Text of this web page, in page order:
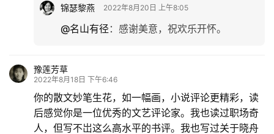
锦瑟黎燕 2022年8月20日 上午8:05
@名山有径： 感谢美意，祝欢乐开怀。
豫莲芳草
2022年8月18日 下午6:46
你的散文妙笔生花，如一幅画，小说评论更精彩，读
后感觉你是一位优秀的文艺评论家。我也读过职场奇
人，但写不岀这么高水平的书评。我也写过关于晓舟